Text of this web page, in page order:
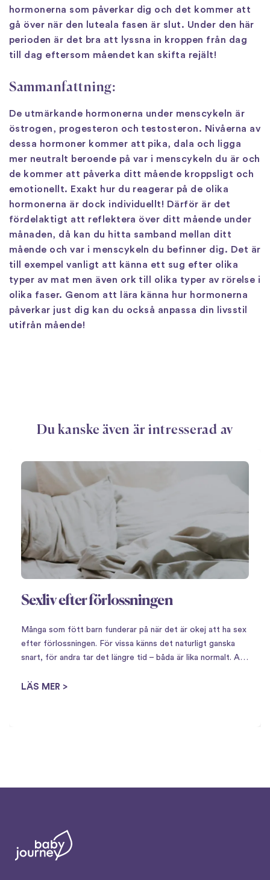
hormonerna som påverkar dig och det kommer att
gå över när den luteala fasen är slut. Under den här
perioden är det bra att lyssna in kroppen från dag
till dag eftersom måendet kan skifta rejält!
Sammanfattning:
De utmärkande hormonerna under menscykeln är
östrogen, progesteron och testosteron. Nivåerna av
dessa hormoner kommer att pika, dala och ligga
mer neutralt beroende på var i menscykeln du är och
de kommer att påverka ditt mående kroppsligt och
emotionellt. Exakt hur du reagerar på de olika
hormonerna är dock individuellt! Därför är det
fördelaktigt att reflektera över ditt mående under
månaden, då kan du hitta samband mellan ditt
mående och var i menscykeln du befinner dig. Det är
till exempel vanligt att känna ett sug efter olika
typer av mat men även ork till olika typer av rörelse i
olika faser. Genom att lära känna hur hormonerna
påverkar just dig kan du också anpassa din livsstil
utifrån mående!
Du kanske även är intresserad av
Sexliv efter förlossningen
Många som fött barn funderar på när det är okej att ha sex
efter förlossningen. För vissa känns det naturligt ganska
snart, för andra tar det längre tid – båda är lika normalt. Att
LÄS MER >